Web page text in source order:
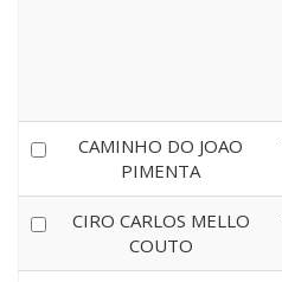
CAMINHO DO JOAO
PIMENTA
CIRO CARLOS MELLO
COUTO